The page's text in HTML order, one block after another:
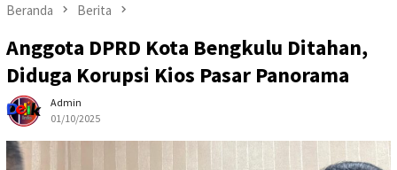
Beranda Berita
Anggota DPRD Kota Bengkulu Ditahan,
Diduga Korupsi Kios Pasar Panorama
Admin
01/10/2025